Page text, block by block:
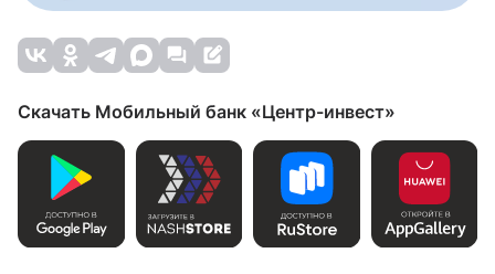
Ипотека для
Ипотека в Донецке
Ипотека в Геленджике
Ипотека в Краснодаре
Ипотека в Нижнем
Новгороде
Ипотека в
Ипотека в Ростове-на-
Скачать Мобильный банк «Центр-инвест»